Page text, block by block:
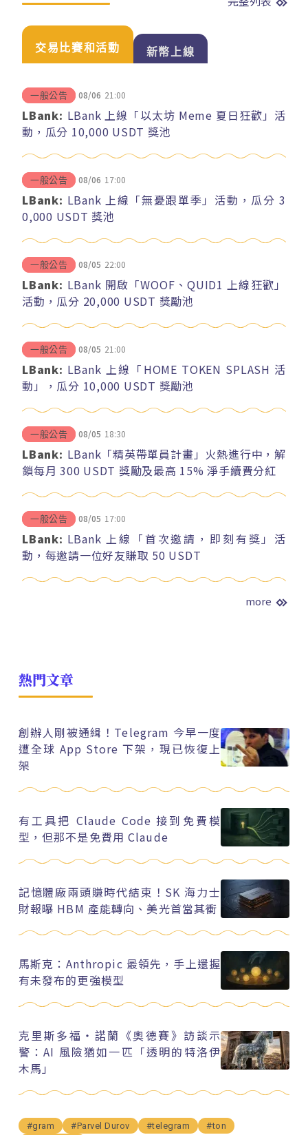
交易比賽和活動 新幣上線
一般公告 08/06 21:00
LBank: LBank 上線「以太坊 Meme 夏日狂歡」活
動，瓜分 10,000 USDT 獎池
一般公告 08/06 17:00
LBank: LBank 上線「無憂跟單季」活動，瓜分 3
0,000 USDT 獎池
一般公告 08/05 22:00
LBank: LBank 開啟「WOOF、QUID1 上線狂歡」
活動，瓜分 20,000 USDT 獎勵池
一般公告 08/05 21:00
LBank: LBank 上線「HOME TOKEN SPLASH 活
動」，瓜分 10,000 USDT 獎勵池
一般公告 08/05 18:30
LBank: LBank「精英帶單員計畫」火熱進行中，解
鎖每月 300 USDT 獎勵及最高 15% 淨手續費分紅
一般公告 08/05 17:00
LBank: LBank 上線「首次邀請，即刻有獎」活
動，每邀請一位好友賺取 50 USDT
more
熱門文章
創辦人剛被通緝！Telegram 今早一度
遭全球 App Store 下架，現已恢復上
架
有工具把 Claude Code 接到免費模
型，但那不是免費用 Claude
記憶體廠兩頭賺時代結束！SK 海力士
財報曝 HBM 產能轉向、美光首當其衝
馬斯克：Anthropic 最領先，手上還握
有未發布的更強模型
克里斯多福・諾蘭《奧德賽》訪談示
警：AI 風險猶如一匹「透明的特洛伊
木馬」
#gram #Parvel Durov #telegram
#ton